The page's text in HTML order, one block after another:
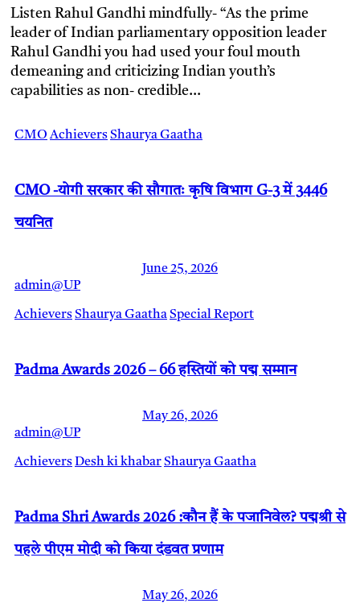
Listen Rahul Gandhi mindfully- “As the prime
leader of Indian parliamentary opposition leader
Rahul Gandhi you had used your foul mouth
demeaning and criticizing Indian youth’s
capabilities as non- credible…
CMO AchieversShaurya Gaatha
CMO -योगी सरकार की सौगातः कृषि विभाग G-3 में 3446
चयनित
June 25, 2026
admin@UP
AchieversShaurya GaathaSpecial Report
Padma Awards 2026 – 66 हस्तियों को पद्म सम्मान
May 26, 2026
admin@UP
AchieversDesh ki khabarShaurya Gaatha
Padma Shri Awards 2026 :कौन हैं के पजानिवेल? पद्मश्री से
पहले पीएम मोदी को किया दंडवत प्रणाम
May 26, 2026